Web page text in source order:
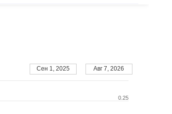
0.25
Сен 1, 2025 Авг 7, 2026